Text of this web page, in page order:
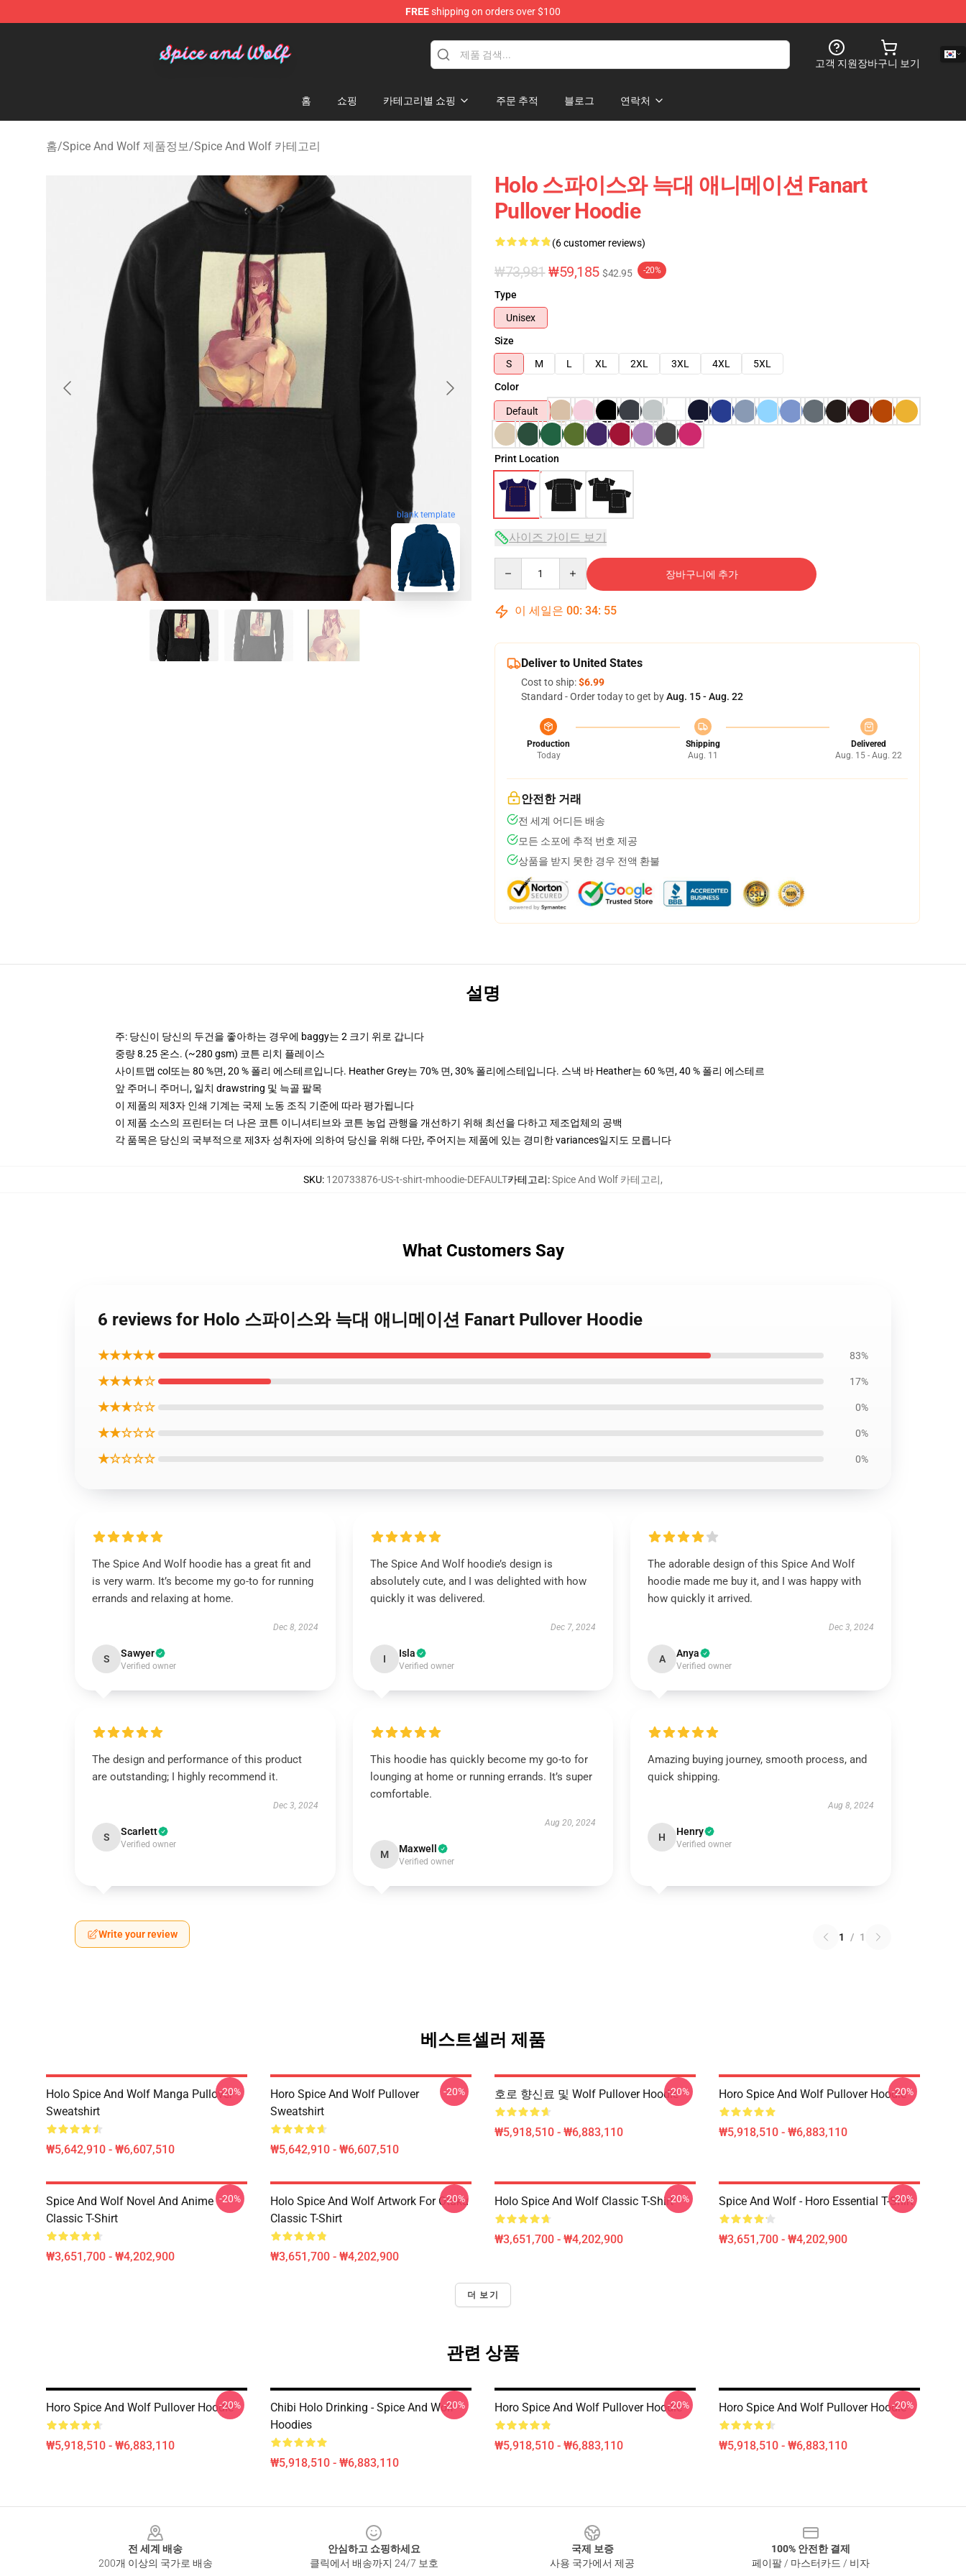
FREEshipping on orders over $100
고객 지원장바구니 보기
홈 쇼핑 카테고리별 쇼핑 주문 추적 블로그 연락처
홈/Spice And Wolf 제품정보/Spice And Wolf 카테고리
blank template
Holo 스파이스와 늑대 애니메이션 Fanart
Pullover Hoodie
(6 customer reviews)
₩73,981 ₩59,185 $42.95 -20%
Type
Unisex
Size
S
M L XL 2XL 3XL 4XL
5XL
Color
Default
Print Location
사이즈 가이드 보기
장바구니에 추가
이 세일은 00: 34: 54
Deliver to United States
Cost to ship:$6.99
Standard - Order today to get byAug. 15 - Aug. 22
Production
Today
Shipping
Aug. 11
Delivered
Aug. 15 - Aug. 22
안전한 거래
전 세계 어디든 배송
모든 소포에 추적 번호 제공
상품을 받지 못한 경우 전액 환불
설명
주: 당신이 당신의 두건을 좋아하는 경우에 baggy는 2 크기 위로 갑니다
중량 8.25 온스. (~280 gsm) 코튼 리치 플레이스
사이트맵 col또는 80 %면, 20 % 폴리 에스테르입니다. Heather Grey는 70% 면, 30% 폴리에스테입니다. 스낵 바 Heather는 60 %면, 40 % 폴리 에스테르
앞 주머니 주머니, 일치 drawstring 및 늑골 팔목
이 제품의 제3자 인쇄 기계는 국제 노동 조직 기준에 따라 평가됩니다
이 제품 소스의 프린터는 더 나은 코튼 이니셔티브와 코튼 농업 관행을 개선하기 위해 최선을 다하고 제조업체의 공백
각 품목은 당신의 국부적으로 제3자 성취자에 의하여 당신을 위해 다만, 주어지는 제품에 있는 경미한 variances일지도 모릅니다
SKU: 120733876-US-t-shirt-mhoodie-DEFAULT카테고리:Spice And Wolf 카테고리,
What Customers Say
6 reviews for Holo 스파이스와 늑대 애니메이션 Fanart Pullover Hoodie
★★★★★ 83%
★★★★☆ 17%
★★★☆☆ 0%
★★☆☆☆ 0%
★☆☆☆☆ 0%
The Spice And Wolf hoodie has a great fit and
is very warm. It’s become my go-to for running
errands and relaxing at home.
Dec 8, 2024
S Sawyer
Verified owner
The Spice And Wolf hoodie’s design is
absolutely cute, and I was delighted with how
quickly it was delivered.
Dec 7, 2024
I Isla
Verified owner
The adorable design of this Spice And Wolf
hoodie made me buy it, and I was happy with
how quickly it arrived.
Dec 3, 2024
A Anya
Verified owner
The design and performance of this product
are outstanding; I highly recommend it.
Dec 3, 2024
S Scarlett
Verified owner
This hoodie has quickly become my go-to for
lounging at home or running errands. It’s super
comfortable.
Aug 20, 2024
M Maxwell
Verified owner
Amazing buying journey, smooth process, and
quick shipping.
Aug 8, 2024
H Henry
Verified owner
Write your review 1 / 1
베스트셀러 제품
Holo Spice And Wolf Manga Pullover
Sweatshirt
₩5,642,910 - ₩6,607,510
-20%
Horo Spice And Wolf Pullover
Sweatshirt
₩5,642,910 - ₩6,607,510
-20% 호로 향신료 및 Wolf Pullover Hoodie
₩5,918,510 - ₩6,883,110
-20% Horo Spice And Wolf Pullover Hoodie
₩5,918,510 - ₩6,883,110
-20%
Spice And Wolf Novel And Anime
Classic T-Shirt
₩3,651,700 - ₩4,202,900
-20%
Holo Spice And Wolf Artwork For Otaku
Classic T-Shirt
₩3,651,700 - ₩4,202,900
-20% Holo Spice And Wolf Classic T-Shirt
₩3,651,700 - ₩4,202,900
-20% Spice And Wolf - Horo Essential T-Shirt
₩3,651,700 - ₩4,202,900
-20%
더 보기
관련 상품
Horo Spice And Wolf Pullover Hoodie
₩5,918,510 - ₩6,883,110
-20%
Chibi Holo Drinking - Spice And Wolf
Hoodies
₩5,918,510 - ₩6,883,110
-20% Horo Spice And Wolf Pullover Hoodie
₩5,918,510 - ₩6,883,110
-20% Horo Spice And Wolf Pullover Hoodie
₩5,918,510 - ₩6,883,110
-20%
전 세계 배송
200개 이상의 국가로 배송
안심하고 쇼핑하세요
클릭에서 배송까지 24/7 보호
국제 보증
사용 국가에서 제공
100% 안전한 결제
페이팔 / 마스터카드 / 비자